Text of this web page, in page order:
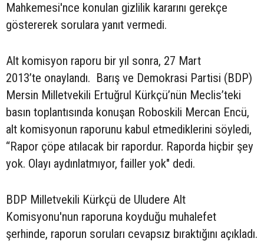
Mahkemesi'nce konulan gizlilik kararını gerekçe
göstererek sorulara yanıt vermedi.
Alt komisyon raporu bir yıl sonra, 27 Mart
2013’te onaylandı. Barış ve Demokrasi Partisi (BDP)
Mersin Milletvekili Ertuğrul Kürkçü’nün Meclis’teki
basın toplantısında konuşan Roboskili Mercan Encü,
alt komisyonun raporunu kabul etmediklerini söyledi,
“Rapor çöpe atılacak bir rapordur. Raporda hiçbir şey
yok. Olayı aydınlatmıyor, failler yok" dedi.
BDP Milletvekili Kürkçü de Uludere Alt
Komisyonu'nun raporuna koyduğu muhalefet
şerhinde, raporun soruları cevapsız bıraktığını açıkladı.